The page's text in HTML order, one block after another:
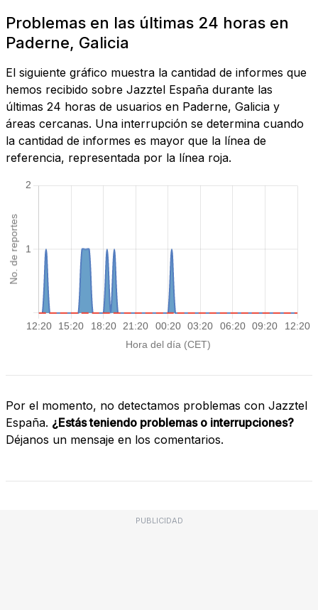
Problemas en las últimas 24 horas en
Paderne, Galicia
El siguiente gráfico muestra la cantidad de informes que
hemos recibido sobre Jazztel España durante las
últimas 24 horas de usuarios en Paderne, Galicia y
áreas cercanas. Una interrupción se determina cuando
la cantidad de informes es mayor que la línea de
referencia, representada por la línea roja.
Por el momento, no detectamos problemas con Jazztel
España. ¿Estás teniendo problemas o interrupciones?
Déjanos un mensaje en los comentarios.
PUBLICIDAD